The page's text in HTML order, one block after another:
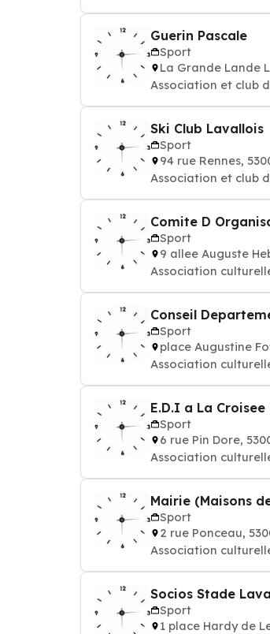
Guerin Pascale
Sport
La Grande Lande
Association et club
Ski Club Lavallois
Sport
94 rue Rennes,
Association et club
Comite D
Sport
9 allee Auguste
Association
Conseil
Sport
place Augustine
Association
E.D.I a La
Sport
6 rue Pin Dore,
Association
Mairie (Maisons
Sport
2 rue Ponceau,
Association
Socios Stade
Sport
1 place Hardy de